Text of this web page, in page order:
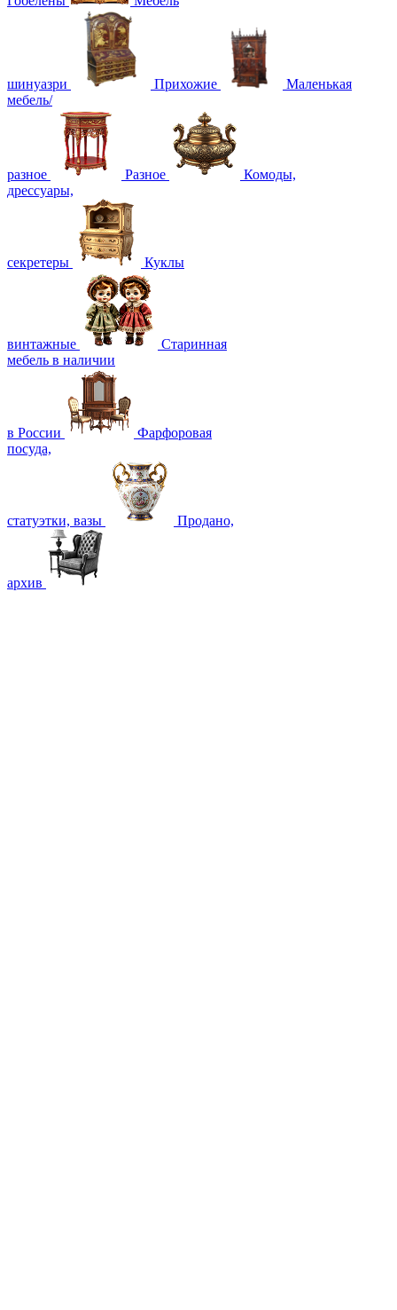
шинуазри Прихожие
Маленькая
мебель/
разное Разное
Комоды,
дрессуары,
секретеры Куклы
винтажные
Старинная
мебель в наличии
в России
Фарфоровая
посуда,
статуэтки, вазы Продано,
архив